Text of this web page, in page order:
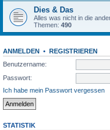
Dies & Das
Alles was nicht in die
Themen: 490
ANMELDEN • REGISTRIEREN
Benutzername:
Passwort:
Ich habe mein Passwort vergessen
STATISTIK